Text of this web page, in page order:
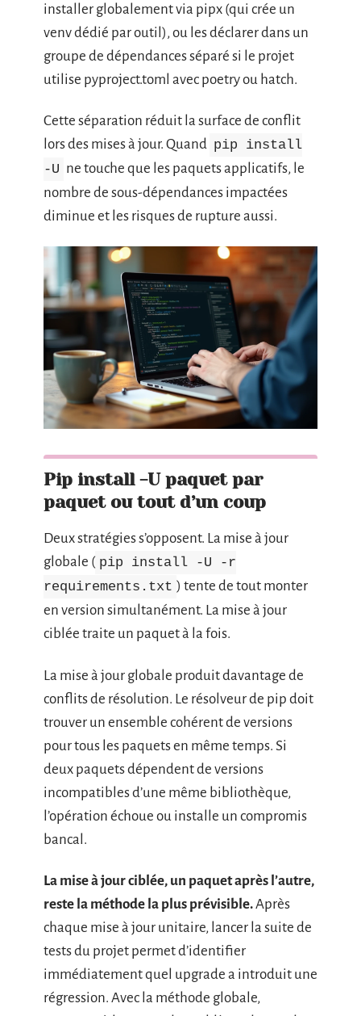
installer globalement via pipx (qui crée un
venv dédié par outil), ou les déclarer dans un
groupe de dépendances séparé si le projet
utilise pyproject.toml avec poetry ou hatch.
Cette séparation réduit la surface de conflit
lors des mises à jour. Quand pip install
-U ne touche que les paquets applicatifs, le
nombre de sous-dépendances impactées
diminue et les risques de rupture aussi.
Pip install -U paquet par
paquet ou tout d’un coup
Deux stratégies s’opposent. La mise à jour
globale ( pip install -U -r
requirements.txt ) tente de tout monter
en version simultanément. La mise à jour
ciblée traite un paquet à la fois.
La mise à jour globale produit davantage de
conflits de résolution. Le résolveur de pip doit
trouver un ensemble cohérent de versions
pour tous les paquets en même temps. Si
deux paquets dépendent de versions
incompatibles d’une même bibliothèque,
l’opération échoue ou installe un compromis
bancal.
La mise à jour ciblée, un paquet après l’autre,
reste la méthode la plus prévisible.Après
chaque mise à jour unitaire, lancer la suite de
tests du projet permet d’identifier
immédiatement quel upgrade a introduit une
régression. Avec la méthode globale,